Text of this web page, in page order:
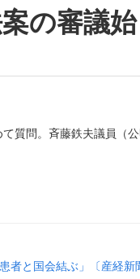
の審議
質問。斉藤鉄夫議員（
と国会結ぶ」〔産経新